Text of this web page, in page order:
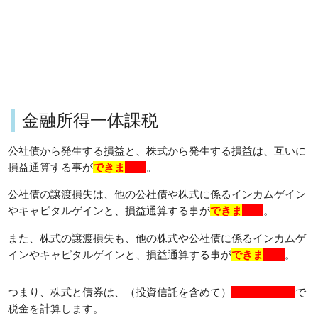
金融所得一体課税
公社債から発生する損益と、株式から発生する損益は、互いに
損益通算する事ができま 。
公社債の譲渡損失は、他の公社債や株式に係るインカムゲイン
やキャピタルゲインと、損益通算する事ができま 。
また、株式の譲渡損失も、他の株式や公社債に係るインカムゲ
インやキャピタルゲインと、損益通算する事ができま 。
つまり、株式と債券は、（投資信託を含めて） 全く同じ区分で
税金を計算します。